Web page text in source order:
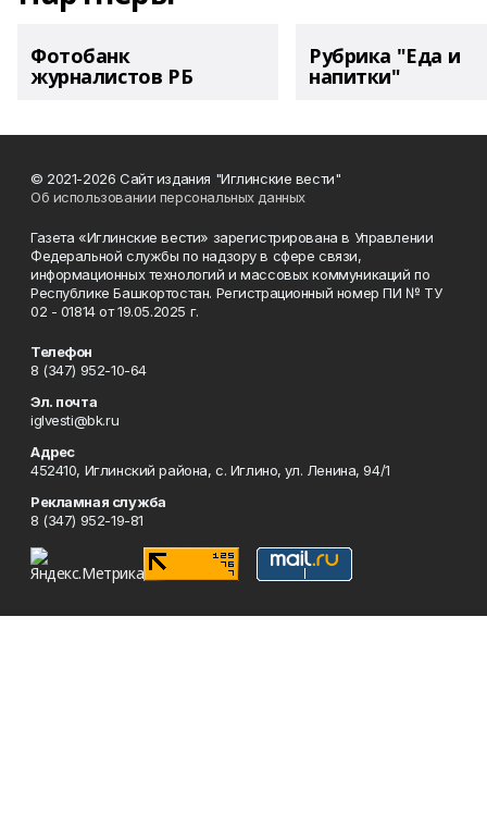
Фотобанк
журналистов РБ
Рубрика "Еда и
напитки"
© 2021-2026 Сайт издания "Иглинские вести"
Об использовании персональных данных
Газета «Иглинские вести» зарегистрирована в Управлении
Федеральной службы по надзору в сфере связи,
информационных технологий и массовых коммуникаций по
Республике Башкортостан. Регистрационный номер ПИ № ТУ
02 - 01814 от 19.05.2025 г.
Телефон
8 (347) 952-10-64
Эл. почта
iglvesti@bk.ru
Адрес
452410, Иглинский района, с. Иглино, ул. Ленина, 94/1
Рекламная служба
8 (347) 952-19-81